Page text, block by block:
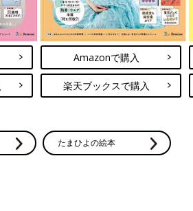
Amazonで購入
楽天ブックスで購入
たまひよの絵本